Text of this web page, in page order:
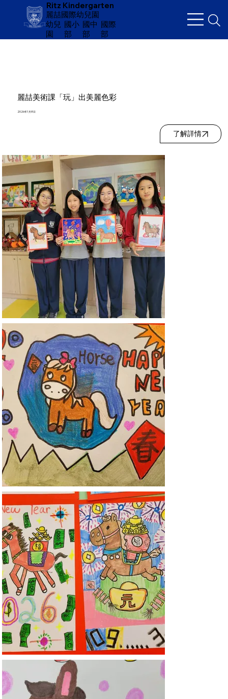
Ritz Kindergarten
麗喆國際幼兒園
幼兒
園
​國小
部
國中
部
國際
部
麗喆美術課「玩」出美麗色彩
2026年1月8日
了解詳情